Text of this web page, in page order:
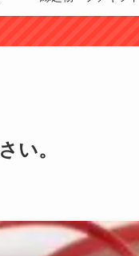
い。